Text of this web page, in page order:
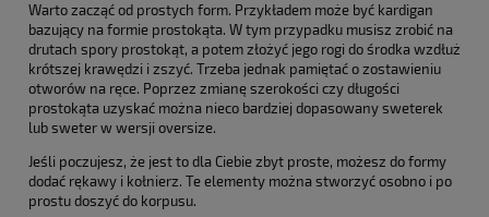
Warto zacząć od prostych form. Przykładem może być kardigan
bazujący na formie prostokąta. W tym przypadku musisz zrobić na
drutach spory prostokąt, a potem złożyć jego rogi do środka wzdłuż
krótszej krawędzi i zszyć. Trzeba jednak pamiętać o zostawieniu
otworów na ręce. Poprzez zmianę szerokości czy długości
prostokąta uzyskać można nieco bardziej dopasowany sweterek
lub sweter w wersji oversize.
Jeśli poczujesz, że jest to dla Ciebie zbyt proste, możesz do formy
dodać rękawy i kołnierz. Te elementy można stworzyć osobno i po
prostu doszyć do korpusu.